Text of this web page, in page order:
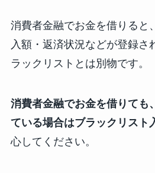
消費者金融でお金を借りると
入額・返済状況などが登録さ
ラックリストとは別物です。
消費者金融でお金を借りても
ている場合はブラックリスト
心してください。